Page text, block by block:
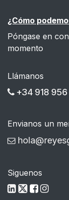
¿Cómo
Póngase en
momento
Llámanos
+34 918 956
Envianos un
Siguenos